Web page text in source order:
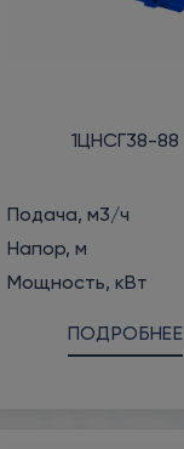
1ЦНСГ38-88
Подача, м3/ч
Напор, м
Мощность, кВт
ПОДРОБНЕЕ